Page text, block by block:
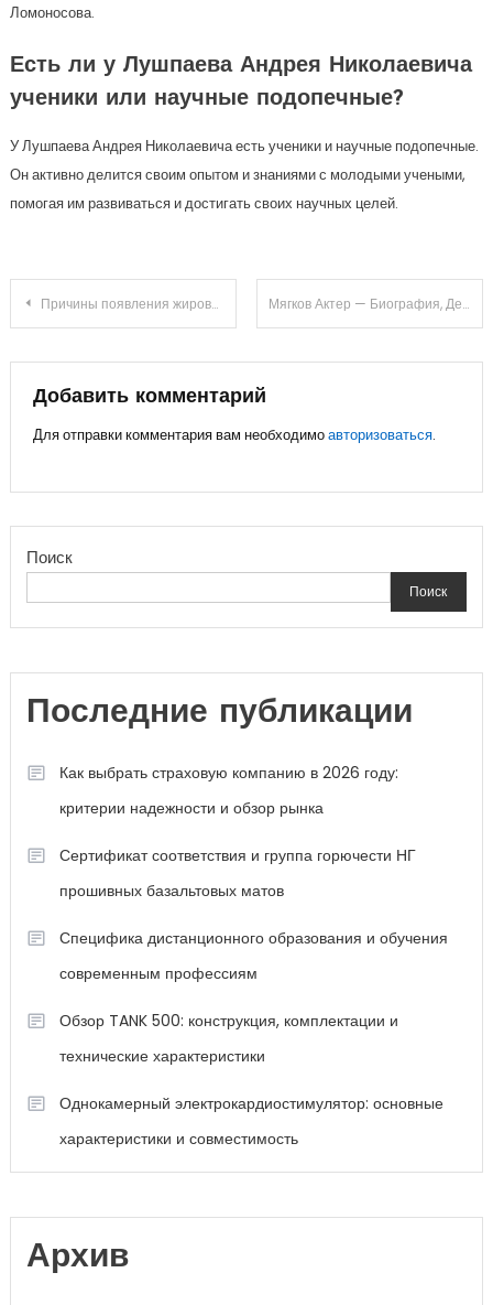
Ломоносова.
Есть ли у Лушпаева Андрея Николаевича
ученики или научные подопечные?
У Лушпаева Андрея Николаевича есть ученики и научные подопечные.
Он активно делится своим опытом и знаниями с молодыми учеными,
помогая им развиваться и достигать своих научных целей.
Навигация
по
записям
Причины появления жировиков на веках и вокруг глаз Мягков Актер — Биография, Детство, Карьера, Достижения
Добавить комментарий
Для отправки комментария вам необходимоавторизоваться.
Поиск
Поиск
Последние публикации
Как выбрать страховую компанию в 2026 году:
критерии надежности и обзор рынка
Сертификат соответствия и группа горючести НГ
прошивных базальтовых матов
Специфика дистанционного образования и обучения
современным профессиям
Обзор TANK 500: конструкция, комплектации и
технические характеристики
Однокамерный электрокардиостимулятор: основные
характеристики и совместимость
Архив